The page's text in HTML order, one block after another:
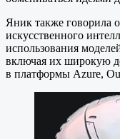
Яник также говорила
искусственного
использования
включая их широкую
в платформы Azure,